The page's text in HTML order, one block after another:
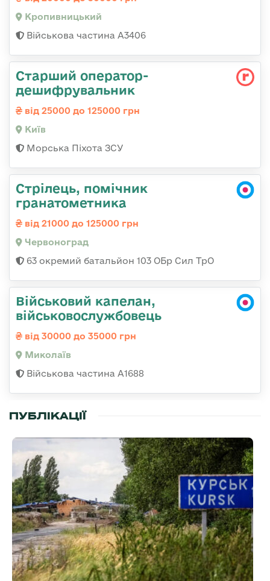
Кропивницький
Військова частина А3406
Старший оператор-
дешифрувальник
від 25000 до 125000 грн
Київ
Морська Піхота ЗСУ
Стрілець, помічник
гранатометника
від 21000 до 125000 грн
Червоноград
63 окремий батальйон 103 ОБр Сил ТрО
Військовий капелан,
військовослужбовець
від 30000 до 35000 грн
Миколаїв
Військова частина А1688
ПУБЛІКАЦІЇ